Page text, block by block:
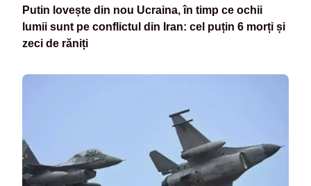
Putin lovește din nou Ucraina, în timp ce ochii
lumii sunt pe conflictul din Iran: cel puțin 6 morți și
zeci de răniți